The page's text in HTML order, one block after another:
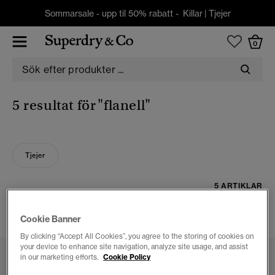
Sommarsale - upp til 50% rabatt - Killar| Tjejer
0
5 resultat för"flanell"
Tjejer
5 ARTIKLAR
Cookie Banner
By clicking “Accept All Cookies”, you agree to the storing of cookies on
your device to enhance site navigation, analyze site usage, and assist
in our marketing efforts. Cookie Policy